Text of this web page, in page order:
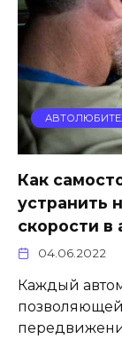
Как
устранить
скорости в
04.06.2022
Каждый